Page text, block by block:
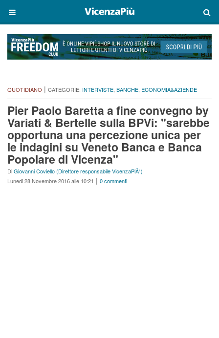
QUOTIDIANO | CATEGORIE: INTERVISTE, BANCHE, ECONOMIA&AZIENDE
Pier Paolo Baretta a fine convegno by
Variati & Bertelle sulla BPVi: "sarebbe
opportuna una percezione unica per
le indagini su Veneto Banca e Banca
Popolare di Vicenza"
DiGiovanni Coviello (Direttore responsabile VicenzaPiÃ¹)
Lunedi 28 Novembre 2016 alle 10:21 | 0 commenti